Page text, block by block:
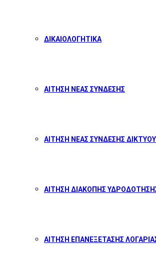
ΔΙΚΑΙΟΛΟΓΗΤΙΚΑ
ΑΙΤΗΣΗ ΝΕΑΣ ΣΥΝΔΕΣΗΣ
ΑΙΤΗΣΗ ΝΕΑΣ ΣΥΝΔΕΣΗΣ
ΑΙΤΗΣΗ ΔΙΑΚΟΠΗΣ
ΑΙΤΗΣΗ ΕΠΑΝΕΞΕΤΑΣΗΣ